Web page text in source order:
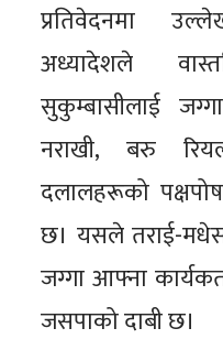
प्रतिवेदनमा
अध्यादेशले
सुकुम्बासीलाई
नराखी, बरु
दलालहरूको
छ। यसले तराई-
जग्गा आफ्ना
जसपाको दाबी छ।